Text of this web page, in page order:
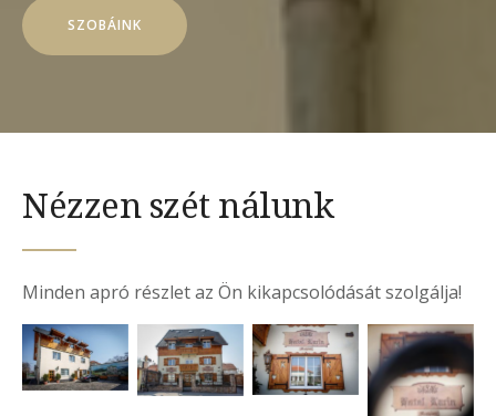
SZOBÁINK
Nézzen szét nálunk
Minden apró részlet az Ön kikapcsolódását szolgálja!